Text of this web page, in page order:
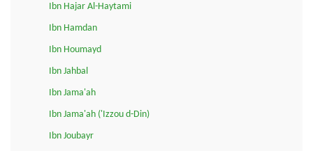
Ibn Hajar Al-Haytami
Ibn Hamdan
Ibn Houmayd
Ibn Jahbal
Ibn Jama'ah
Ibn Jama'ah ('Izzou d-Din)
Ibn Joubayr